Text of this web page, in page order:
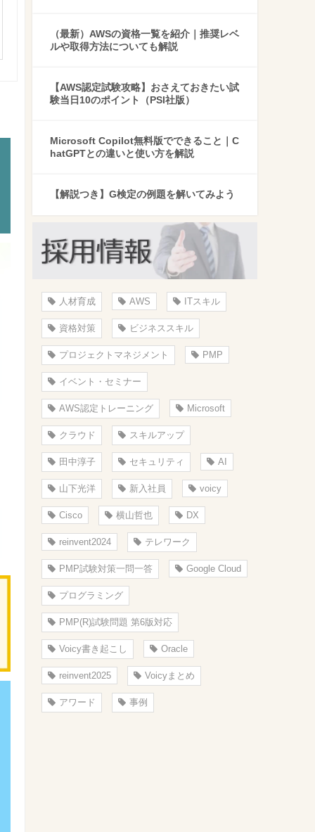
（最新）AWSの資格一覧を紹介｜推奨レベ
ルや取得方法についても解説
【AWS認定試験攻略】おさえておきたい試
験当日10のポイント（PSI社版）
Microsoft Copilot無料版でできること｜C
hatGPTとの違いと使い方を解説
【解説つき】G検定の例題を解いてみよう
人材育成 AWS ITスキル
資格対策 ビジネススキル
プロジェクトマネジメント PMP
イベント・セミナー
AWS認定トレーニング Microsoft
クラウド スキルアップ
田中淳子 セキュリティ AI
山下光洋 新入社員 voicy
Cisco 横山哲也 DX
reinvent2024 テレワーク
PMP試験対策一問一答 Google Cloud
プログラミング
PMP(R)試験問題 第6版対応
Voicy書き起こし Oracle
reinvent2025 Voicyまとめ
アワード 事例